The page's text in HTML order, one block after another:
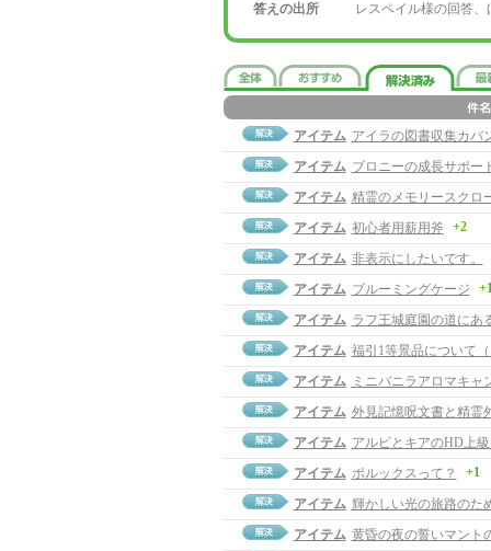
答えの出所 レスペイル様の回答、
アイテム アイラの図書収集カバ
アイテム ブロニーの成長サポー
アイテム 精霊のメモリースクロ
アイテム 初心者用薪用斧 +2
アイテム 非表示にしたいです。
アイテム ブルーミングケージ
アイテム ラフ王城庭園の道にあ
アイテム 福引1等景品について
アイテム
ミニバニラアロマキャ
アイテム 外見記憶呪文書と精霊
アイテム アルビとキアのHD上
アイテム ポルックスって？ +1
アイテム 輝かしい光の旅路のた
アイテム 黄昏の夜の誓いマント